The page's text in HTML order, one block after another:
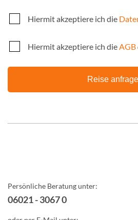
Hiermit akzeptiere ich die
Hiermit akzeptiere ich dieAGB
Reise
Persönliche Beratung unter:
06021 - 3067 0